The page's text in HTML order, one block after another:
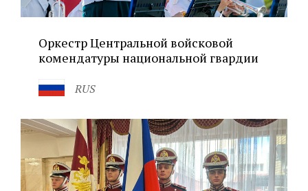
Оркестр Центральной войсковой
комендатуры национальной гвардии
RUS